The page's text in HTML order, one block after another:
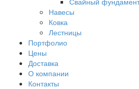
Навесы
Ковка
Лестницы
Портфолио
Цены
Доставка
О компании
Контакты